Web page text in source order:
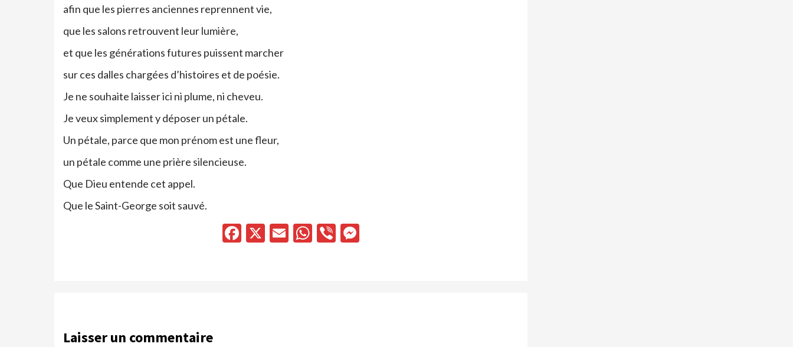
afin que les pierres anciennes reprennent vie,
que les salons retrouvent leur lumière,
et que les générations futures puissent marcher
sur ces dalles chargées d’histoires et de poésie.
Je ne souhaite laisser ici ni plume, ni cheveu.
Je veux simplement y déposer un pétale.
Un pétale, parce que mon prénom est une fleur,
un pétale comme une prière silencieuse.
Que Dieu entende cet appel.
Que le Saint-George soit sauvé.
Facebook
X EmailWhatsApp
Viber
Laisser un commentaire